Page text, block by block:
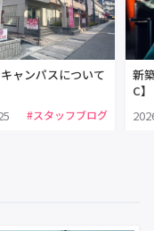
ャンパスについて
#スタッフブログ
新
C